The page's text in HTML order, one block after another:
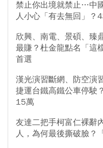
禁止你出境就禁止…中
人小心「有去無回」？
欣興、南電、景碩、臻
最賺？杜金龍點名「這
首選
漢光演習斷網、防空演
捷運台鐵高鐵公車停駛
15萬
友達二把手柯富仁裸辭
人，為何最後撕破臉？